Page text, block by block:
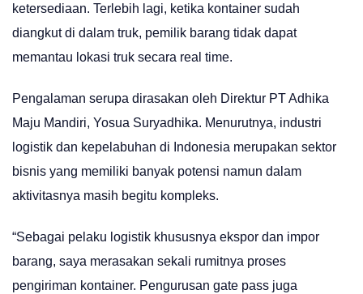
ketersediaan. Terlebih lagi, ketika kontainer sudah
diangkut di dalam truk, pemilik barang tidak dapat
memantau lokasi truk secara real time.
Pengalaman serupa dirasakan oleh Direktur PT Adhika
Maju Mandiri, Yosua Suryadhika. Menurutnya, industri
logistik dan kepelabuhan di Indonesia merupakan sektor
bisnis yang memiliki banyak potensi namun dalam
aktivitasnya masih begitu kompleks.
“Sebagai pelaku logistik khususnya ekspor dan impor
barang, saya merasakan sekali rumitnya proses
pengiriman kontainer. Pengurusan gate pass juga